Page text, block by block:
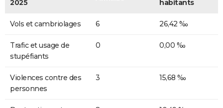
2025
habitants
Vols et cambriolages 6 26,42 ‰
Trafic et usage de
stupéfiants
0 0,00 ‰
Violences contre des
personnes
3 15,68 ‰